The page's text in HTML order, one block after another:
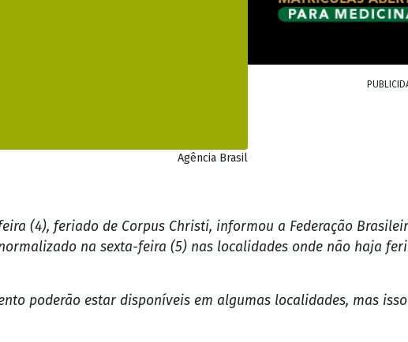
Agência Brasil
(4), feriado de Corpus Christi, informou a Federação
na sexta-feira (5) nas localidades onde não haja
poderão estar disponíveis em algumas localidades, mas